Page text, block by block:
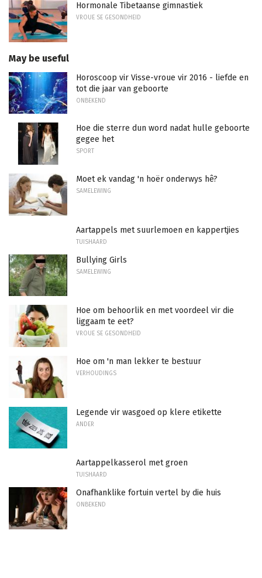
Hormonale Tibetaanse gimnastiek
VROUE SE GESONDHEID
May be useful
Horoscoop vir Visse-vroue vir 2016 - liefde en
tot die jaar van geboorte
ONBEKEND
Hoe die sterre dun word nadat hulle geboorte
gegee het
SPORT
Moet ek vandag 'n hoër onderwys hê?
SAMELEWING
Aartappels met suurlemoen en kappertjies
TUISHAARD
Bullying Girls
SAMELEWING
Hoe om behoorlik en met voordeel vir die
liggaam te eet?
VROUE SE GESONDHEID
Hoe om 'n man lekker te bestuur
VERHOUDINGS
Legende vir wasgoed op klere etikette
ANDER
Aartappelkasserol met groen
TUISHAARD
Onafhanklike fortuin vertel by die huis
ONBEKEND